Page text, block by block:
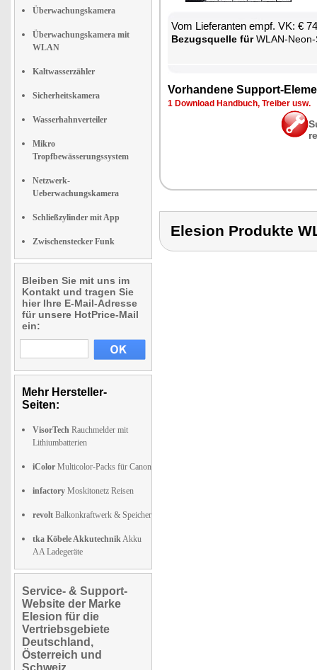
Überwachungskamera
Überwachungskamera mit
WLAN
Kaltwasserzähler
Sicherheitskamera
Wasserhahnverteiler
Mikro
Tropfbewässerungssystem
Netzwerk-
Ueberwachungskamera
Schließzylinder mit App
Zwischenstecker Funk
Bleiben Sie mit uns im
Kontakt und tragen Sie
hier Ihre E-Mail-Adresse
für unsere HotPrice-Mail
ein:
Mehr Hersteller-
Seiten:
VisorTech Rauchmelder mit
Lithiumbatterien
iColor Multicolor-Packs für Canon
infactory Moskitonetz Reisen
revolt Balkonkraftwerk & Speicher
tka Köbele AkkutechnikAkku
AA Ladegeräte
Service- & Support-
Website der Marke
Elesion für die
Vertriebsgebiete
Deutschland,
Österreich und
Schweiz
Vom Lie­fe­ran­ten empf. VK: €
Be­zugs­quel­le fürWLAN-Ne­on-
Vor­han­de­ne Sup­port-
1 Down­load Hand­buch, Trei­ber usw.
Elesion Produkte